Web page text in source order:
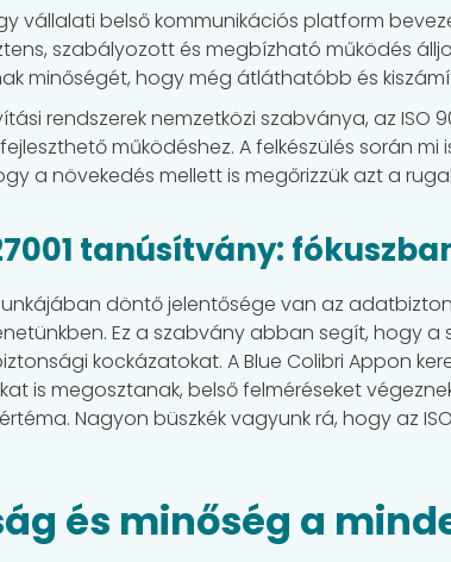
vállalati belső kommunikációs platform
szabályozott és megbízható működés
minőségét, hogy még átláthatóbb és
rendszerek nemzetközi szabványa, az
működéshez. A felkészülés során
a növekedés mellett is megőrizzük azt a
tanúsítvány:
döntő jelentősége van az
Ez a szabvány abban segít, hogy a
kockázatokat. A Blue Colibri Appon
is megosztanak, belső felméréseket
Nagyon büszkék vagyunk rá, hogy az
és minőség a